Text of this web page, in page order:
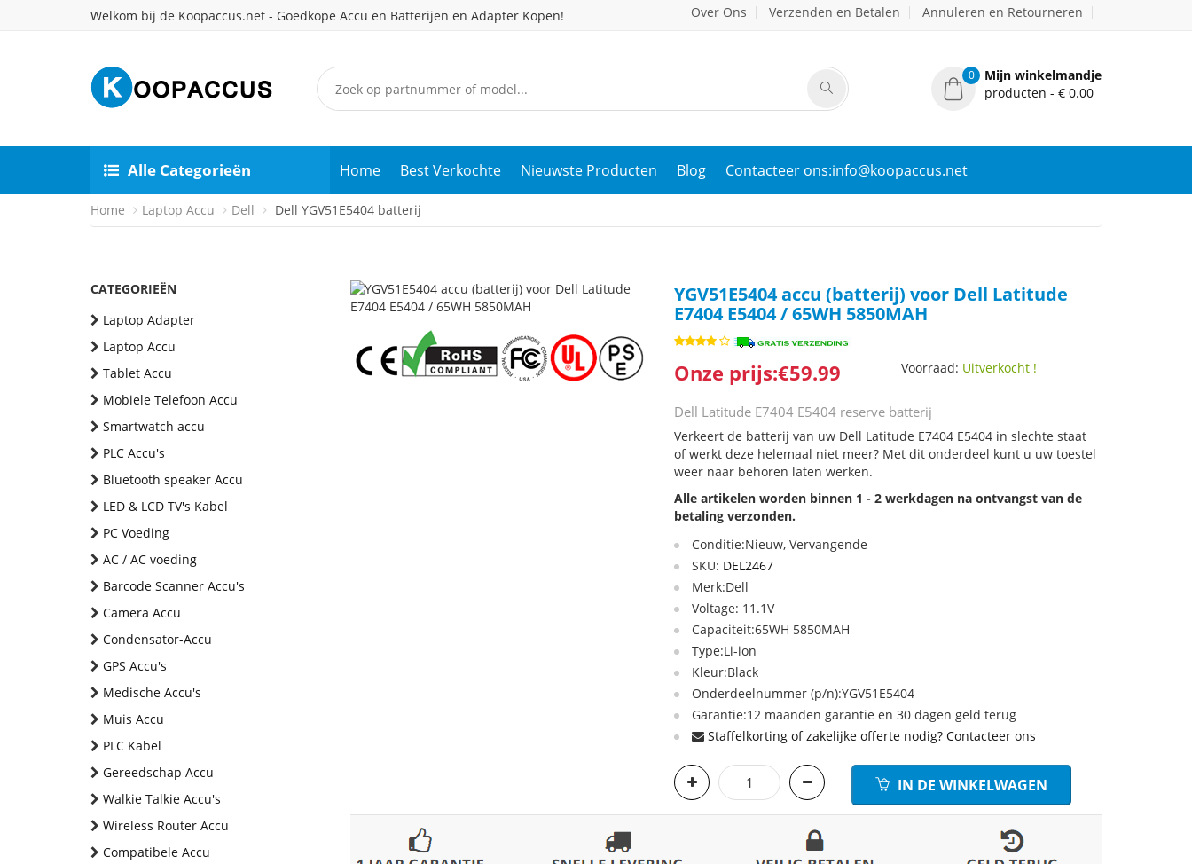
Welkom bij de Koopaccus.net - Goedkope Accu en Batterijen en Adapter Kopen! Over Ons Verzenden en Betalen Annuleren en Retourneren
0
Mijn winkelmandje
producten - € 0.00
Alle Categorieën Home Best Verkochte Nieuwste Producten Blog Contacteer ons:info@koopaccus.net
Home Laptop Accu Dell Dell YGV51E5404 batterij
CATEGORIEËN
Laptop Adapter
Laptop Accu
Tablet Accu
Mobiele Telefoon Accu
Smartwatch accu
PLC Accu's
Bluetooth speaker Accu
LED & LCD TV's Kabel
PC Voeding
AC / AC voeding
Barcode Scanner Accu's
Camera Accu
Condensator-Accu
GPS Accu's
Medische Accu's
Muis Accu
PLC Kabel
Gereedschap Accu
Walkie Talkie Accu's
Wireless Router Accu
Compatibele Accu
YGV51E5404 accu (batterij) voor Dell Latitude
E7404 E5404 / 65WH 5850MAH
Onze prijs:€59.99 Voorraad: Uitverkocht !
Dell Latitude E7404 E5404 reserve batterij
Verkeert de batterij van uw Dell Latitude E7404 E5404 in slechte staat
of werkt deze helemaal niet meer? Met dit onderdeel kunt u uw toestel
weer naar behoren laten werken.
Alle artikelen worden binnen 1 - 2 werkdagen na ontvangst van de
betaling verzonden.
Conditie:Nieuw, Vervangende
SKU: DEL2467
Merk:Dell
Voltage: 11.1V
Capaciteit:65WH 5850MAH
Type:Li-ion
Kleur:Black
Onderdeelnummer (p/n):YGV51E5404
Garantie:12 maanden garantie en 30 dagen geld terug
Staffelkorting of zakelijke offerte nodig? Contacteer ons
IN DE WINKELWAGEN